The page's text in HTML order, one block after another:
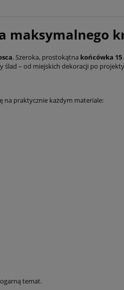
maksymalnego
. Szeroka, prostokątna końcówka 15
ślad – od miejskich dekoracji po
na praktycznie każdym materiale:
temat.